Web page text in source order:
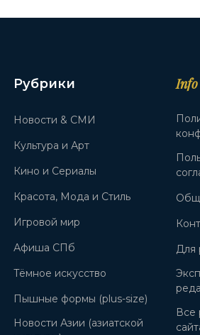
Рубрики
Новости & СМИ
Культура и Арт
Кино и Сериалы
Красота, Мода и Стиль
Игровой мир
Афиша СПб
Тёмное искусство
Пышные формы (plus-size)
Новости Азии (азиатской
Info
Для
Все